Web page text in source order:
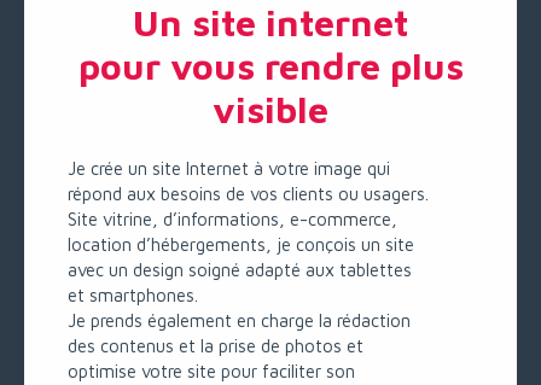
Un site internet
pour vous rendre plus
visible
Je crée un site Internet à votre image qui
répond aux besoins de vos clients ou usagers.
Site vitrine, d’informations, e-commerce,
location d’hébergements, je conçois un site
avec un design soigné adapté aux tablettes
et smartphones.
Je prends également en charge la rédaction
des contenus et la prise de photos et
optimise votre site pour faciliter son